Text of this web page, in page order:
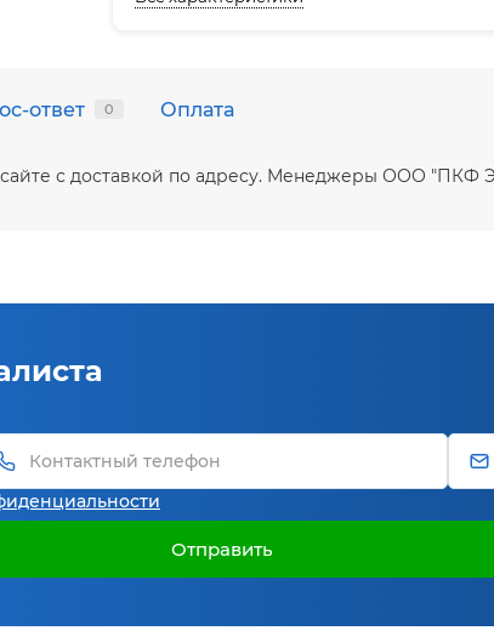
ответ 0 Оплата
с доставкой по адресу. Менеджеры ООО "ПКФ
Отправить